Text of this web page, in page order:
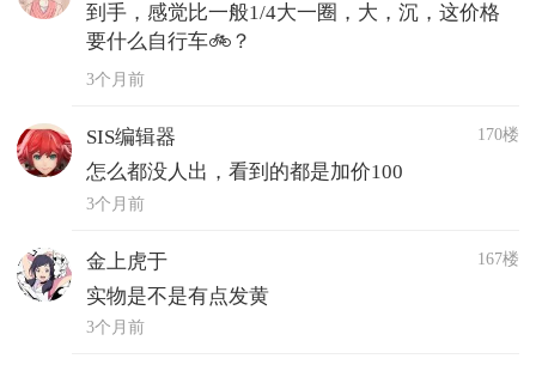
到手，感觉比一般1/4大一圈，大，沉，这价格
要什么自行车🚲？
3个月前
SIS编辑器 170楼
怎么都没人出，看到的都是加价100
3个月前
金上虎于 167楼
实物是不是有点发黄
3个月前